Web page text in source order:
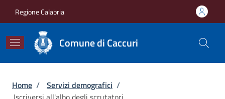
Regione Calabria
Comune di Caccuri
Briciole di pane
Home / Servizi demografici /